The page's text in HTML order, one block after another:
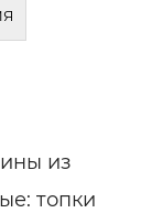
из
топки